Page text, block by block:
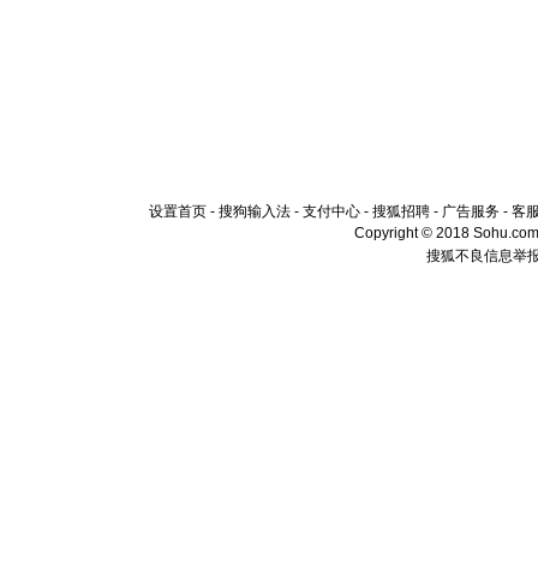
设置首页 - 搜狗输入法 - 支付中心 - 搜狐招聘 - 广告服务 - 客
Copyright © 2018
搜狐不良信息举